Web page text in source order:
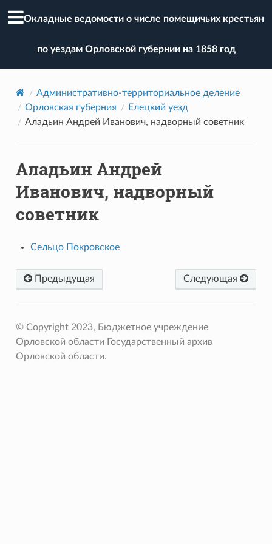
Окладные ведомости о числе помещичьих крестьян
по уездам Орловской губернии на 1858 год
Административно-территориальное деление
Орловская губерния
Елецкий уезд
Аладьин Андрей Иванович, надворный советник
Аладьин Андрей
Иванович, надворный
советник
Сельцо Покровское
Предыдущая Следующая
© Copyright 2023, Бюджетное учреждение
Орловской области Государственный архив
Орловской области.